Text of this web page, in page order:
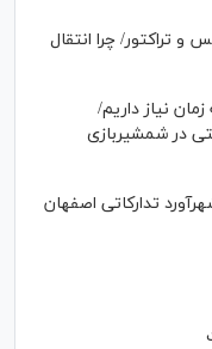
و تراکتور/ چرا انتقال
نیاز داریم/
در شمشیربازی
تدارکاتی اصفهان